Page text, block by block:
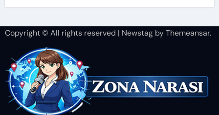
Copyright © All rights reserved | NewstagbyThemeansar.